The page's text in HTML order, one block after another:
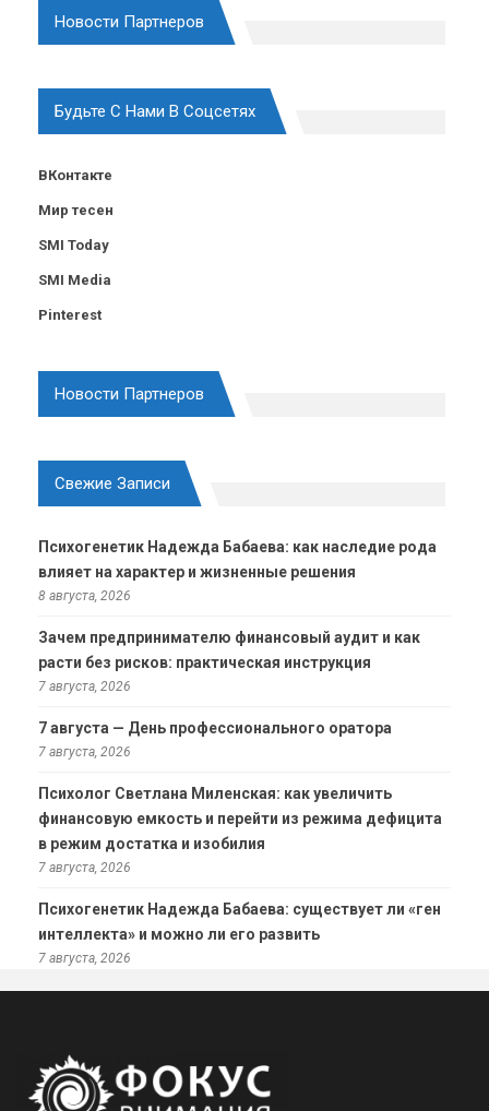
Новости Партнеров
Будьте С Нами В Соцсетях
ВКонтакте
Мир тесен
SMI Today
SMI Media
Pinterest
Новости Партнеров
Свежие Записи
Психогенетик Надежда Бабаева: как наследие рода
влияет на характер и жизненные решения
8 августа, 2026
Зачем предпринимателю финансовый аудит и как
расти без рисков: практическая инструкция
7 августа, 2026
7 августа — День профессионального оратора
7 августа, 2026
Психолог Светлана Миленская: как увеличить
финансовую емкость и перейти из режима дефицита
в режим достатка и изобилия
7 августа, 2026
Психогенетик Надежда Бабаева: существует ли «ген
интеллекта» и можно ли его развить
7 августа, 2026